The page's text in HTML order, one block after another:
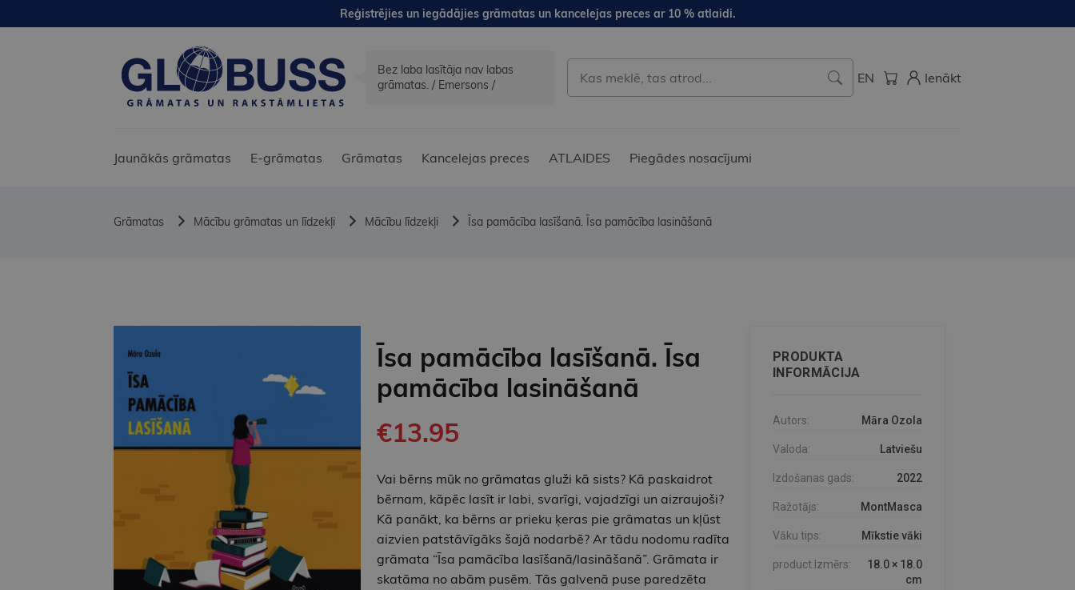
Reģistrējies un iegādājies grāmatas un kancelejas preces ar 10 % atlaidi.
Bez laba lasītāja nav labas
grāmatas. / Emersons /
EN Ienākt
Jaunākās grāmatas E-grāmatas Grāmatas Kancelejas preces ATLAIDES Piegādes nosacījumi
Grāmatas Mācību grāmatas un līdzekļi Mācību līdzekļi Īsa pamācība lasīšanā. Īsa pamācība lasināšanā
Īsa pamācība lasīšanā. Īsa
pamācība lasināšanā
€13.95
Vai bērns mūk no grāmatas gluži kā sists? Kā paskaidrot
bērnam, kāpēc lasīt ir labi, svarīgi, vajadzīgi un aizraujoši?
Kā panākt, ka bērns ar prieku ķeras pie grāmatas un kļūst
aizvien patstāvīgāks šajā nodarbē? Ar tādu nodomu radīta
grāmata “Īsa pamācība lasīšanā/lasināšanā”. Grāmata ir
skatāma no abām pusēm. Tās galvenā puse paredzēta
PRODUKTA
INFORMĀCIJA
Autors: Māra Ozola
Valoda: Latviešu
Izdošanas gads: 2022
Ražotājs: MontMasca
Vāku tips: Mīkstie vāki
product.Izmērs:
18.0 × 18.0
cm